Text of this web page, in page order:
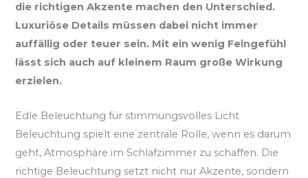
die richtigen Akzente machen den Unterschied.
Luxuriöse Details müssen dabei nicht immer
auffällig oder teuer sein. Mit ein wenig Feingefühl
lässt sich auch auf kleinem Raum große Wirkung
erzielen.
Edle Beleuchtung für stimmungsvolles Licht
Beleuchtung spielt eine zentrale Rolle, wenn es darum
geht, Atmosphäre im Schlafzimmer zu schaffen. Die
richtige Beleuchtung setzt nicht nur Akzente, sondern